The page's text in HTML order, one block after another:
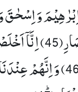
وَ اِسْحٰقَ
الْاَیْدِیْ وَ
ذِكْرَى الدَّارِۚ (46) وَ اِنَّهُمْ